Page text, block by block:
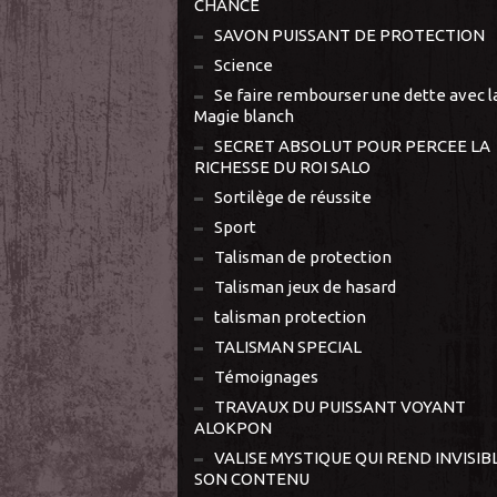
CHANCE
SAVON PUISSANT DE PROTECTION
Science
Se faire rembourser une dette avec
Magie blanch
SECRET ABSOLUT POUR PERCEE LA
RICHESSE DU ROI SALO
Sortilège de réussite
Sport
Talisman de protection
Talisman jeux de hasard
talisman protection
TALISMAN SPECIAL
Témoignages
TRAVAUX DU PUISSANT VOYANT
ALOKPON
VALISE MYSTIQUE QUI REND
SON CONTENU